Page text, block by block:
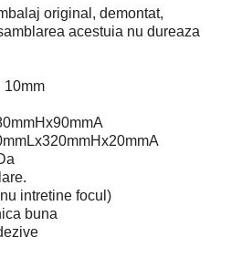
original, demontat,
acestuia nu dureaza
10mm
intretine focul)
buna